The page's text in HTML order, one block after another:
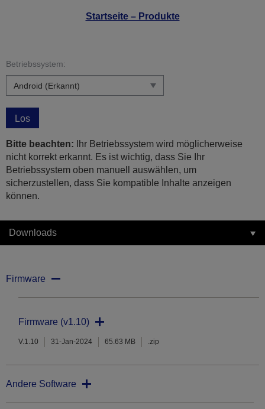
Startseite – Produkte
Betriebssystem:
Los
Bitte beachten: Ihr Betriebssystem wird möglicherweise
nicht korrekt erkannt. Es ist wichtig, dass Sie Ihr
Betriebssystem oben manuell auswählen, um
sicherzustellen, dass Sie kompatible Inhalte anzeigen
können.
Downloads
Firmware
Firmware (v1.10)
V.1.10 31-Jan-2024 65.63 MB .zip
Andere Software